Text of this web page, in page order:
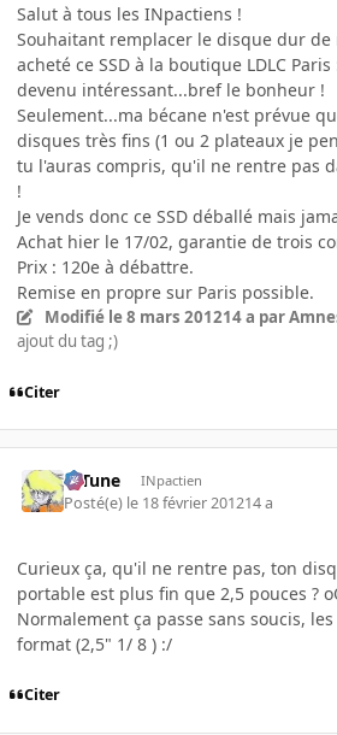
Salut à tous les INpactiens !
Souhaitant remplacer le disque dur de
acheté ce SSD à la boutique LDLC
devenu intéressant...bref le bonheur !
Seulement...ma bécane n'est prévue
disques très fins (1 ou 2 plateaux je
tu l'auras compris, qu'il ne rentre pas
!
Je vends donc ce SSD déballé mais
Achat hier le 17/02, garantie de trois
Prix : 120e à débattre.
Remise en propre sur Paris possible.
Modifié le 8 mars 201214 a par
ajout du tag ;)
Citer
D-Tune INpactien
Posté(e) le 18 février 201214 a
Curieux ça, qu'il ne rentre pas, ton
portable est plus fin que 2,5 pouces ?
Normalement ça passe sans soucis,
format (2,5" 1/ 8 ) :/
Citer